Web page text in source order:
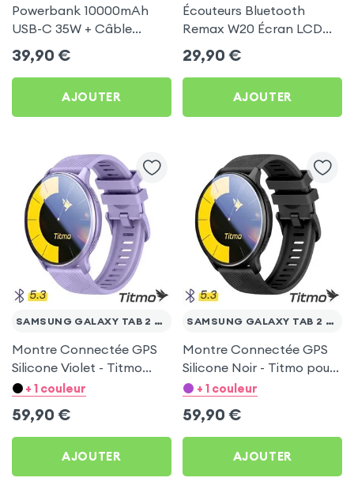
Powerbank 10000mAh
USB-C 35W + Câble
Argent Swissten Space
pour Samsung Galaxy
Tab 2 10.1 Wi-Fi P5110
39,90 €
AJOUTER
Écouteurs Bluetooth
Remax W20 Écran LCD
Full-Color pour Samsung
Galaxy Tab 2 10.1 Wi-Fi
P5110
29,90 €
AJOUTER
SAMSUNG GALAXY TAB 2 10.1 WI-FI P5110
Montre Connectée GPS
Silicone Violet - Titmo
pour Samsung Galaxy
+ 1 couleur
59,90 €
AJOUTER
SAMSUNG GALAXY TAB 2 10.1 WI-FI P5110
Montre Connectée GPS
Silicone Noir - Titmo pour
Samsung Galaxy Tab 2
+ 1 couleur
59,90 €
AJOUTER